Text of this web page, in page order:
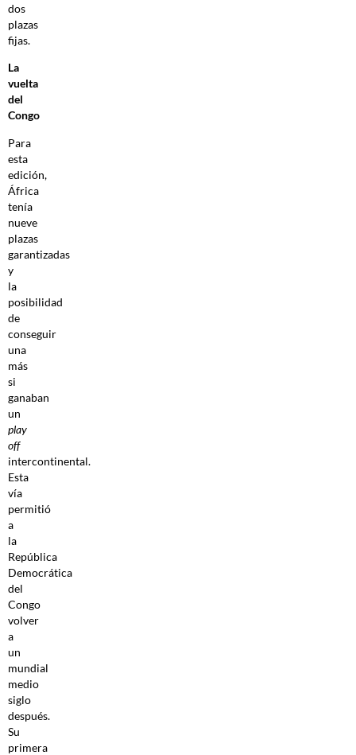
dos
plazas
fijas.
La
vuelta
del
Congo
Para
esta
edición,
África
tenía
nueve
plazas
garantizadas
y
la
posibilidad
de
conseguir
una
más
si
ganaban
un
play
off
intercontinental.
Esta
vía
permitió
a
la
República
Democrática
del
Congo
volver
a
un
mundial
medio
siglo
después.
Su
primera